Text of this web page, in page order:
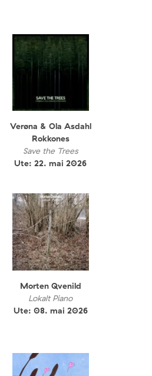
Verøna & Ola Asdahl
Rokkones
Save the Trees
Ute: 22. mai 2026
Morten Qvenild
Lokalt Piano
Ute: 08. mai 2026